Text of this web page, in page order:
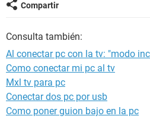
Compartir
Consulta también:
Al conectar pc con la tv: "modo
Como conectar mi pc al tv
Mxl tv para pc
Conectar dos pc por usb
Como poner guion bajo en la pc